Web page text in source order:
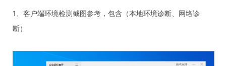
1、客户端环境检测截图参考，包含（本地环境诊断、网络诊
断）